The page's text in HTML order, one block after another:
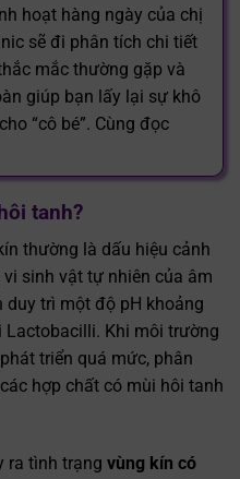
hoạt hàng ngày của chị
sẽ đi phân tích chi tiết
mắc thường gặp và
giúp bạn lấy lại sự khô
“cô bé”. Cùng đọc
tanh?
thường là dấu hiệu cảnh
sinh vật tự nhiên của âm
duy trì một độ pH khoảng
Lactobacilli. Khi môi trường
triển quá mức, phân
hợp chất có mùi hôi tanh
ra tình trạng vùng kín có